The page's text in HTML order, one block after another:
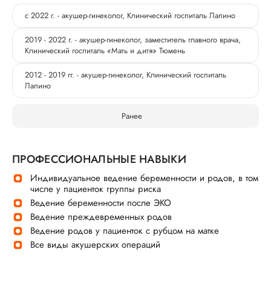
с 2022 г. - акушер-гинеколог, Клинический госпиталь Лапино
2019 - 2022 г. - акушер-гинеколог, заместитель главного врача,
Клинический госпиталь «Мать и дитя» Тюмень
2012 - 2019 гг. - акушер-гинеколог, Клинический госпиталь
Лапино
Ранее
ПРОФЕССИОНАЛЬНЫЕ НАВЫКИ
Индивидуальное ведение беременности и родов, в том
числе у пациенток группы риска
Ведение беременности после ЭКО
Ведение преждевременных родов
Ведение родов у пациенток с рубцом на матке
Все виды акушерских операций